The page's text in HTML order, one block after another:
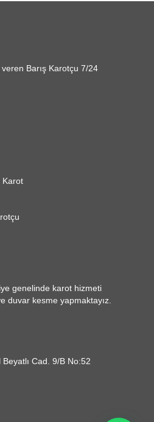
Barış Karotçu 7/24
Karot
genelinde karot hizmeti
duvar kesme yapmaktayız.
Cad. 9/B No:52